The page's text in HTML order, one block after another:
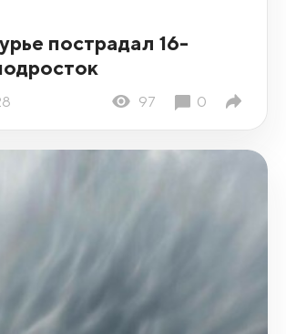
пострадал 16-
97 0